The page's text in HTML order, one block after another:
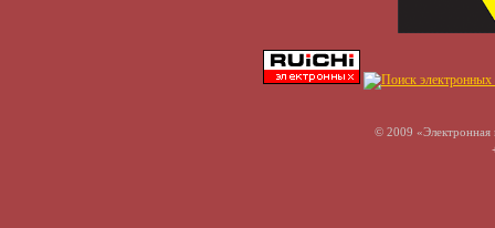
© 2009